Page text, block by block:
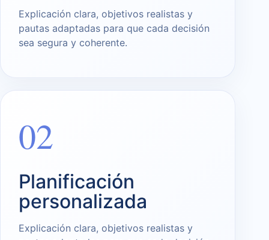
Explicación clara, objetivos realistas y
pautas adaptadas para que cada decisión
sea segura y coherente.
02
Planificación
personalizada
Explicación clara, objetivos realistas y